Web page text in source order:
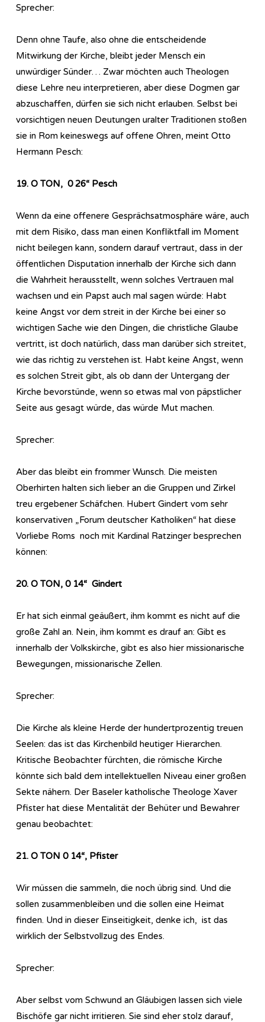
Sprecher:
Denn ohne Taufe, also ohne die entscheidende
Mitwirkung der Kirche, bleibt jeder Mensch ein
unwürdiger Sünder… Zwar möchten auch Theologen
diese Lehre neu interpretieren, aber diese Dogmen gar
abzuschaffen, dürfen sie sich nicht erlauben. Selbst bei
vorsichtigen neuen Deutungen uralter Traditionen stoßen
sie in Rom keineswegs auf offene Ohren, meint Otto
Hermann Pesch:
19. O TON, 0 26“ Pesch
Wenn da eine offenere Gesprächsatmosphäre wäre, auch
mit dem Risiko, dass man einen Konfliktfall im Moment
nicht beilegen kann, sondern darauf vertraut, dass in der
öffentlichen Disputation innerhalb der Kirche sich dann
die Wahrheit herausstellt, wenn solches Vertrauen mal
wachsen und ein Papst auch mal sagen würde: Habt
keine Angst vor dem streit in der Kirche bei einer so
wichtigen Sache wie den Dingen, die christliche Glaube
vertritt, ist doch natürlich, dass man darüber sich streitet,
wie das richtig zu verstehen ist. Habt keine Angst, wenn
es solchen Streit gibt, als ob dann der Untergang der
Kirche bevorstünde, wenn so etwas mal von päpstlicher
Seite aus gesagt würde, das würde Mut machen.
Sprecher:
Aber das bleibt ein frommer Wunsch. Die meisten
Oberhirten halten sich lieber an die Gruppen und Zirkel
treu ergebener Schäfchen. Hubert Gindert vom sehr
konservativen „Forum deutscher Katholiken“ hat diese
Vorliebe Roms noch mit Kardinal Ratzinger besprechen
können:
20. O TON, 0 14“ Gindert
Er hat sich einmal geäußert, ihm kommt es nicht auf die
große Zahl an. Nein, ihm kommt es drauf an: Gibt es
innerhalb der Volkskirche, gibt es also hier missionarische
Bewegungen, missionarische Zellen.
Sprecher:
Die Kirche als kleine Herde der hundertprozentig treuen
Seelen: das ist das Kirchenbild heutiger Hierarchen.
Kritische Beobachter fürchten, die römische Kirche
könnte sich bald dem intellektuellen Niveau einer großen
Sekte nähern. Der Baseler katholische Theologe Xaver
Pfister hat diese Mentalität der Behüter und Bewahrer
genau beobachtet:
21. O TON 0 14“, Pfister
Wir müssen die sammeln, die noch übrig sind. Und die
sollen zusammenbleiben und die sollen eine Heimat
finden. Und in dieser Einseitigkeit, denke ich, ist das
wirklich der Selbstvollzug des Endes.
Sprecher:
Aber selbst vom Schwund an Gläubigen lassen sich viele
Bischöfe gar nicht irritieren. Sie sind eher stolz darauf,